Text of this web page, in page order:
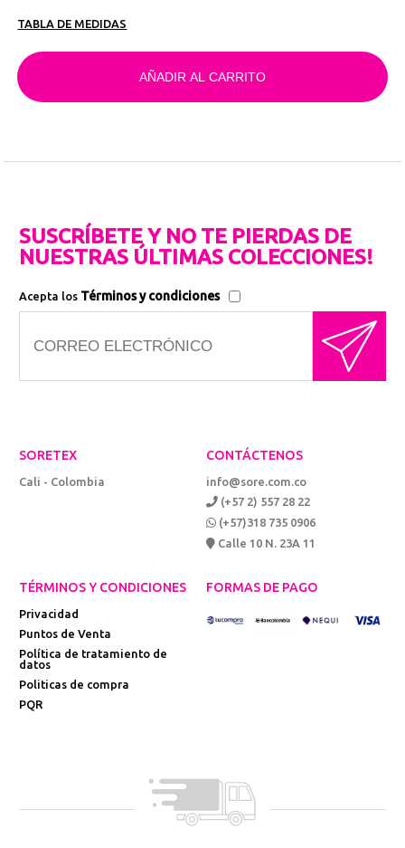
TABLA DE MEDIDAS
AÑADIR AL CARRITO
SUSCRÍBETE Y NO TE PIERDAS DE
NUESTRAS ÚLTIMAS COLECCIONES!
Acepta los Términos y condiciones
SORETEX
Cali - Colombia
CONTÁCTENOS
info@sore.com.co
(+57 2) 557 28 22
(+57)318 735 0906
Calle 10 N. 23A 11
TÉRMINOS Y CONDICIONES
Privacidad
Puntos de Venta
Política de tratamiento de
datos
Politicas de compra
PQR
FORMAS DE PAGO